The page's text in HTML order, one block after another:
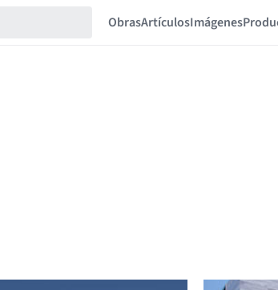
ObrasArtículosImágenes